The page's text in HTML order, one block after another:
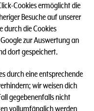
Cookies ermöglicht die
Besuche auf unserer
durch die Cookies
zur Auswertung an
dort gespeichert.
durch eine entsprechende
wir weisen dich
gegebenenfalls nicht
vollumfänglich werden